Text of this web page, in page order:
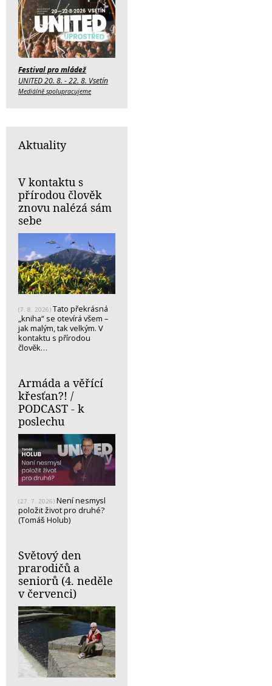
Festival pro mládež
UNITED 20. 8. - 22. 8. Vsetín
Mediálně spolupracujeme
Aktuality
V kontaktu s
přírodou člověk
znovu nalézá sám
sebe
(7. 8. 2026) Tato překrásná
„kniha“ se otevírá všem –
jak malým, tak velkým. V
kontaktu s přírodou
člověk…
Armáda a věřící
křesťan?! /
PODCAST - k
poslechu
(27. 7. 2026) Není nesmysl
položit život pro druhé?
(Tomáš Holub)
Světový den
prarodičů a
seniorů (4. neděle
v červenci)